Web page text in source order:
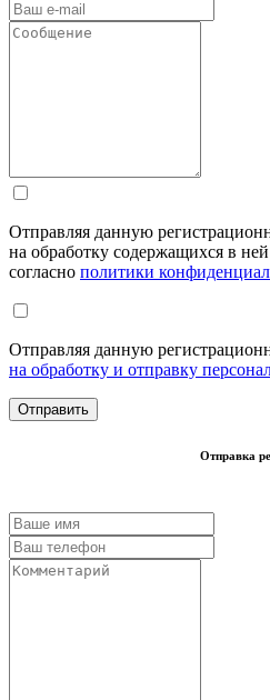
Отправляя данную
на обработку содержащихся в
согласно политики
Отправляя данную
на обработку и отправку
Отправка